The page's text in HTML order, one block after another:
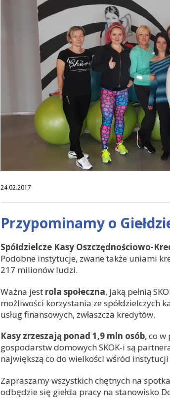
24.02.2017
Przypominamy o
Spółdzielcze Kasy Oszczędnościowo-
Podobne instytucje, zwane także uniami
217 milionów ludzi.
Ważna jest rola społeczna, jaką pełnią
możliwości korzystania ze spółdzielczych
usług finansowych, zwłaszcza kredytów.
Kasy zrzeszają ponad 1,9 mln osób, co w
gospodarstw domowych SKOK-i są
największą co do wielkości wśród
Zapraszamy wszystkich chętnych na
odbędzie się giełda pracy na stanowisko